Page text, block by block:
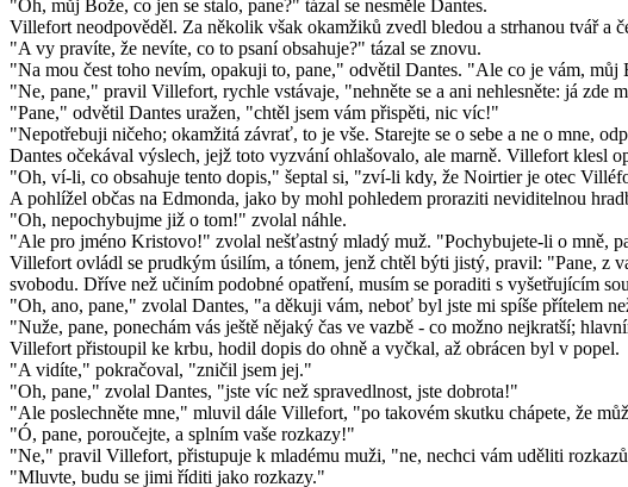
"Oh, můj Bože, co jen se stalo, pane?" tázal se nesměle Dantes.
Villefort neodpověděl. Za několik však okamžiků zvedl bledou a strhanou tvář a
"A vy pravíte, že nevíte, co to psaní obsahuje?" tázal se znovu.
"Na mou čest toho nevím, opakuji to, pane," odvětil Dantes. "Ale co je vám,
"Ne, pane," pravil Villefort, rychle vstávaje, "nehněte se a ani nehlesněte: já zde
"Pane," odvětil Dantes uražen, "chtěl jsem vám přispěti, nic víc!"
"Nepotřebuji ničeho; okamžitá závrať, to je vše. Starejte se o sebe a ne o mne,
Dantes očekával výslech, jejž toto vyzvání ohlašovalo, ale marně. Villefort klesl
"Oh, ví-li, co obsahuje tento dopis," šeptal si, "zví-li kdy, že Noirtier je otec
A pohlížel občas na Edmonda, jako by mohl pohledem proraziti neviditelnou
"Oh, nepochybujme již o tom!" zvolal náhle.
"Ale pro jméno Kristovo!" zvolal nešťastný mladý muž. "Pochybujete-li o mně,
Villefort ovládl se prudkým úsilím, a tónem, jenž chtěl býti jistý, pravil: "Pane, z
svobodu. Dříve než učiním podobné opatření, musím se poraditi s vyšetřujícím
"Oh, ano, pane," zvolal Dantes, "a děkuji vám, neboť byl jste mi spíše přítelem
"Nuže, pane, ponechám vás ještě nějaký čas ve vazbě - co možno nejkratší;
Villefort přistoupil ke krbu, hodil dopis do ohně a vyčkal, až obrácen byl v popel.
"A vidíte," pokračoval, "zničil jsem jej."
"Oh, pane," zvolal Dantes, "jste víc než spravedlnost, jste dobrota!"
"Ale poslechněte mne," mluvil dále Villefort, "po takovém skutku chápete, že
"Ó, pane, poroučejte, a splním vaše rozkazy!"
"Ne," pravil Villefort, přistupuje k mladému muži, "ne, nechci vám uděliti
"Mluvte, budu se jimi říditi jako rozkazy."